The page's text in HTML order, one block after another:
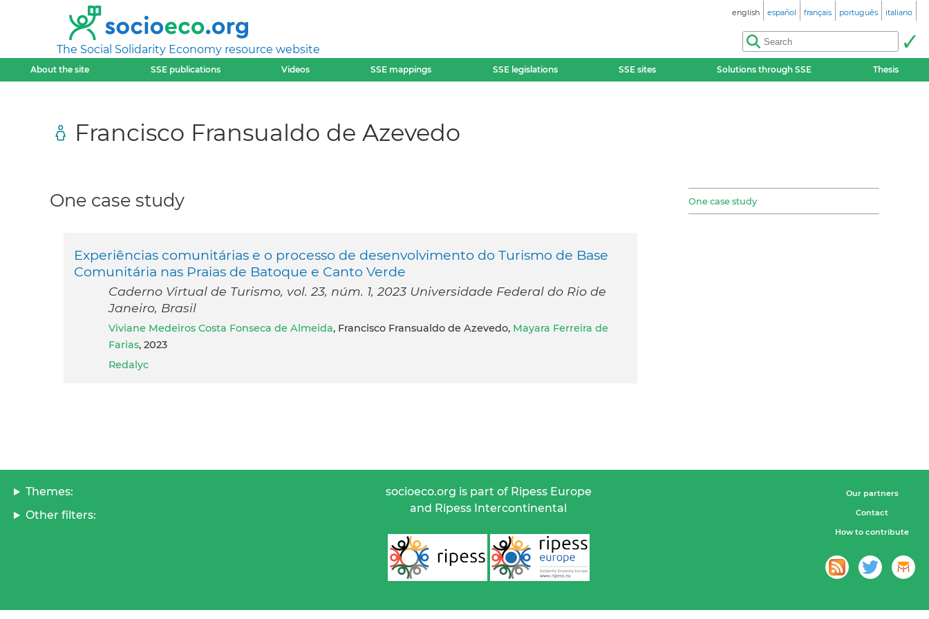
The Social Solidarity Economy resource website
english español français português italiano
About the site SSE publications Videos SSE mappings SSE legislations SSE sites Solutions through SSE Thesis
Francisco Fransualdo de Azevedo
One case study
One case study
Experiências comunitárias e o processo de desenvolvimento do Turismo de Base
Comunitária nas Praias de Batoque e Canto Verde
Caderno Virtual de Turismo, vol. 23, núm. 1, 2023 Universidade Federal do Rio de
Janeiro, Brasil
Viviane Medeiros Costa Fonseca de Almeida, Francisco Fransualdo de Azevedo, Mayara Ferreira de
Farias, 2023
Redalyc
Themes:
Other filters:
socioeco.org is part of Ripess Europe
and Ripess Intercontinental
Our partners
Contact
How to contribute